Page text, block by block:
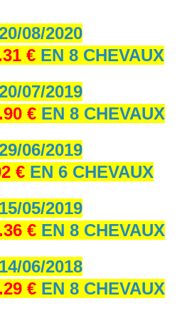
08/2020
€EN 8 CHEVAUX
07/2019
€EN 8 CHEVAUX
06/2019
€EN 6 CHEVAUX
05/2019
€EN 8 CHEVAUX
06/2018
€EN 8 CHEVAUX